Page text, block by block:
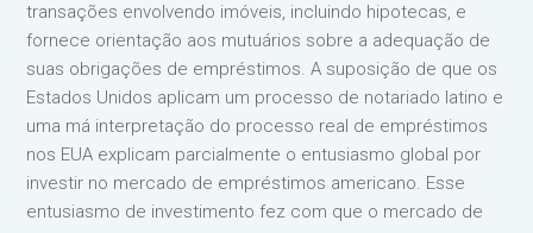
transações envolvendo imóveis, incluindo hipotecas, e
fornece orientação aos mutuários sobre a adequação de
suas obrigações de empréstimos. A suposição de que os
Estados Unidos aplicam um processo de notariado latino e
uma má interpretação do processo real de empréstimos
nos EUA explicam parcialmente o entusiasmo global por
investir no mercado de empréstimos americano. Esse
entusiasmo de investimento fez com que o mercado de